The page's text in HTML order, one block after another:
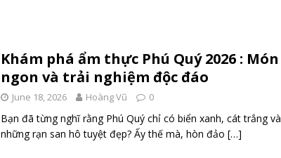
Khám phá ẩm thực Phú Quý 2026 : Món
ngon và trải nghiệm độc đáo
June 18, 2026 Hoàng Vũ 0
Bạn đã từng nghĩ rằng Phú Quý chỉ có biển xanh, cát trắng và
những rạn san hô tuyệt đẹp? Ấy thế mà, hòn đảo […]